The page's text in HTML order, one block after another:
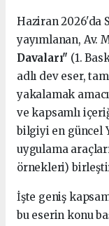
Haziran 2026'da
yayımlanan, Av.
Davaları" (1.
adlı dev eser,
yakalamak
ve kapsamlı
bilgiyi en güncel
uygulama
örnekleri)
İşte geniş
bu eserin konu